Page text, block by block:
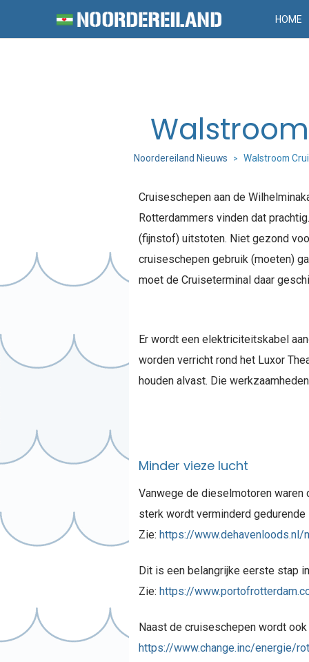
HOME
Noordereiland Nieuws > Walstroom
Cruiseschepen aan de
Rotterdammers vinden dat
(fijnstof) uitstoten. Niet gezond
cruiseschepen gebruik (moeten)
moet de Cruiseterminal daar
Er wordt een elektriciteitskabel
worden verricht rond het Luxor
houden alvast. Die
Minder vieze lucht
Vanwege de dieselmotoren
sterk wordt verminderd
Zie: https://
Dit is een belangrijke eerste stap
Zie: https://
Naast de cruiseschepen wordt
https://www.change.inc/energie/